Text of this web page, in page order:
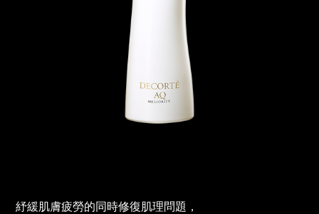
紓緩肌膚疲勞的同時修復肌理問題，